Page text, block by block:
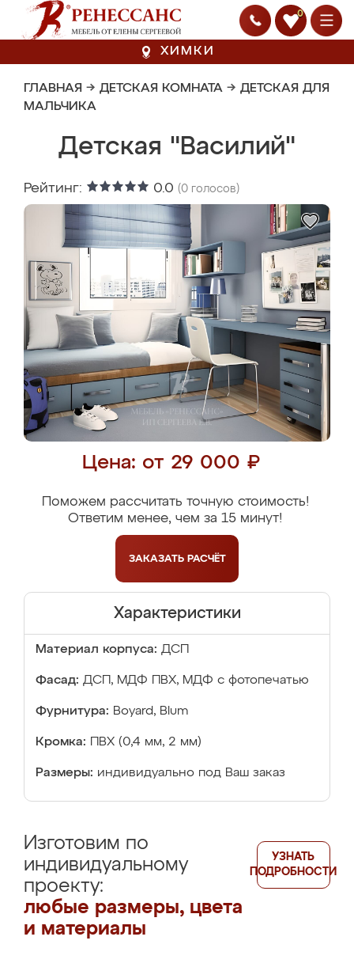
0
ХИМКИ
ГЛАВНАЯ → ДЕТСКАЯ КОМНАТА → ДЕТСКАЯ ДЛЯ
МАЛЬЧИКА
Детская "Василий"
Рейтинг: 0.0 (0 голосов)
Цена: от 29 000 ₽
Поможем рассчитать точную стоимость!
Ответим менее, чем за 15 минут!
ЗАКАЗАТЬ РАСЧЁТ
Характеристики
Материал корпуса: ДСП
Фасад: ДСП, МДФ ПВХ, МДФ с фотопечатью
Фурнитура: Boyard, Blum
Кромка: ПВХ (0,4 мм, 2 мм)
Размеры: индивидуально под Ваш заказ
Изготовим по
индивидуальному
проекту:
любые размеры, цвета
и материалы
УЗНАТЬ
ПОДРОБНОСТИ